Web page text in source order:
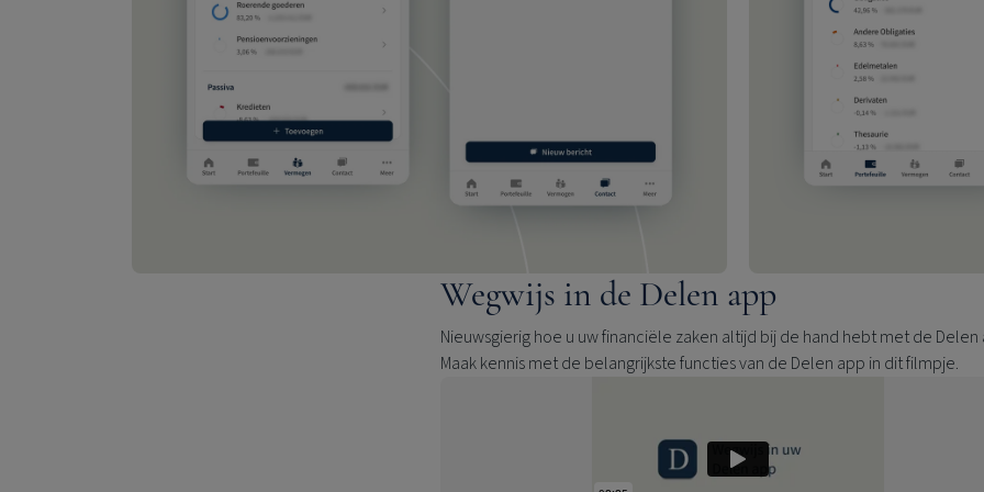
Wegwijs in de Delen app
Nieuwsgierig hoe u uw financiële zaken altijd bij de hand hebt met de Delen
Maak kennis met de belangrijkste functies van de Delen app in dit filmpje.